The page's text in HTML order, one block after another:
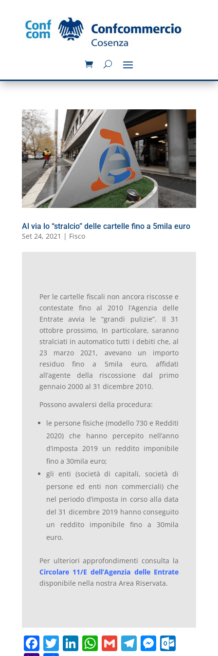
Al via lo “stralcio” delle cartelle fino a 5mila euro
Set 24, 2021 | Fisco
Per le cartelle fiscali non ancora riscosse e
contestate fino al 2010 l’Agenzia delle
Entrate avvia le “grandi pulizie”. Il 31
ottobre prossimo, In particolare, saranno
stralciati in automatico tutti i debiti che, al
23 marzo 2021, avevano un importo
residuo fino a 5mila euro, affidati
all’agente della riscossione dal primo
gennaio 2000 al 31 dicembre 2010.
Possono avvalersi della procedura:
le persone fisiche (modello 730 e Redditi
2020) che hanno percepito nell’anno
d’imposta 2019 un reddito imponibile
fino a 30mila euro;
gli enti (società di capitali, società di
persone ed enti non commerciali) che
nel periodo d’imposta in corso alla data
del 31 dicembre 2019 hanno conseguito
un reddito imponibile fino a 30mila
euro.
Per ulteriori approfondimenti consulta la
Circolare 11/E dell’Agenzia delle Entrate
disponibile nella nostra Area Riservata.
F T Li W G T M O